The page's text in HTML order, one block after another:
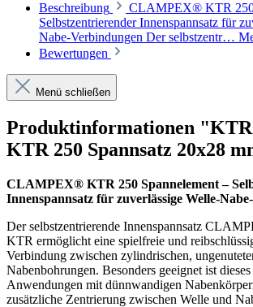
Beschreibung
CLAMPEX® KTR 250
Selbstzentrierender Innenspannsatz für
Nabe-Verbindungen Der selbstzentr…
Bewertungen
Menü schließen
Produktinformationen
KTR 250 Spannsatz 20x28
CLAMPEX® KTR 250 Spannelement –
Innenspannsatz für zuverlässige Welle-
Der selbstzentrierende Innenspannsatz
KTR ermöglicht eine spielfreie und
Verbindung zwischen zylindrischen,
Nabenbohrungen. Besonders geeignet ist
Anwendungen mit dünnwandigen
zusätzliche Zentrierung zwischen Welle und